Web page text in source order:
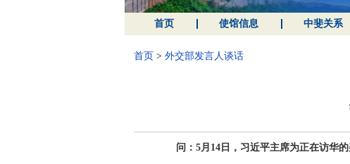
首页 使馆信息 中斐关系
首页 > 外交部发言人谈话
问：5月14日，习近平主席为正在访华